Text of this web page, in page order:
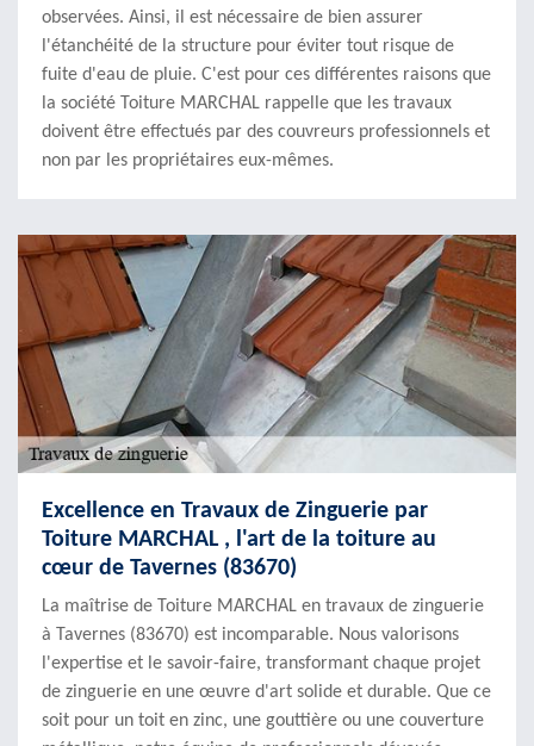
observées. Ainsi, il est nécessaire de bien assurer
l'étanchéité de la structure pour éviter tout risque de
fuite d'eau de pluie. C'est pour ces différentes raisons que
la société Toiture MARCHAL rappelle que les travaux
doivent être effectués par des couvreurs professionnels et
non par les propriétaires eux-mêmes.
Excellence en Travaux de Zinguerie par
Toiture MARCHAL , l'art de la toiture au
cœur de Tavernes (83670)
La maîtrise de Toiture MARCHAL en travaux de zinguerie
à Tavernes (83670) est incomparable. Nous valorisons
l'expertise et le savoir-faire, transformant chaque projet
de zinguerie en une œuvre d'art solide et durable. Que ce
soit pour un toit en zinc, une gouttière ou une couverture